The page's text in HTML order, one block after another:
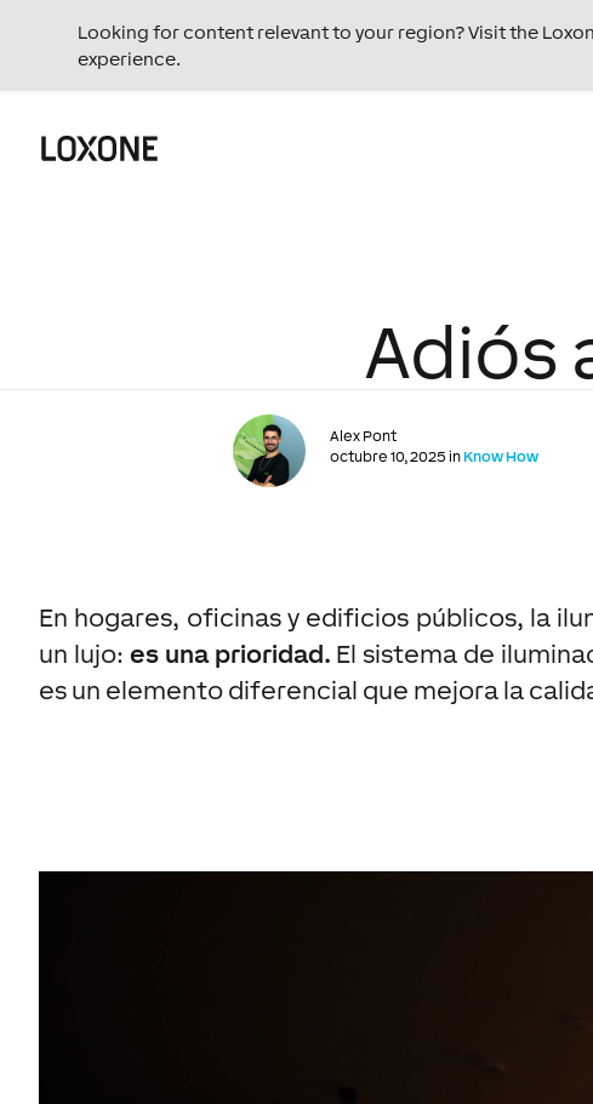
Looking for content relevant to your region? Visit the
experience.
Adiós
Alex Pont
octubre 10, 2025 inKnow How
En hogares, oficinas y edificios públicos, la
un lujo: es una prioridad. El sistema de
es un elemento diferencial que mejora la